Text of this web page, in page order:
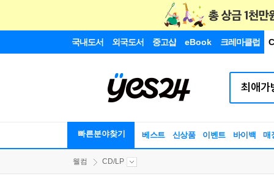
국내도서 외국도서 중고샵 eBook 크레마클럽
빠른분야찾기 베스트 신상품 이벤트 바이백 매
웰컴 CD/LP